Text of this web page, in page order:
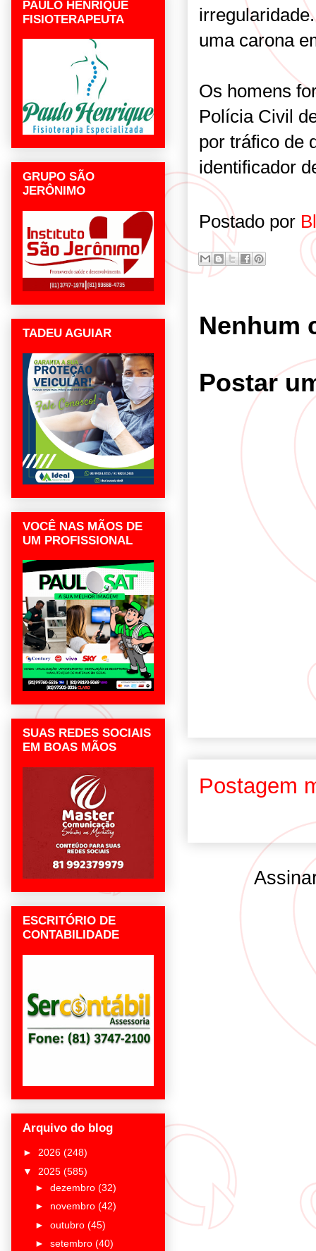
uma carona
Os homens
Polícia Civil
por tráfico de
identificador
Postado por
Nenhum
Postar
Postagem
PAULO HENRIQUE
FISIOTERAPEUTA
GRUPO SÃO
JERÔNIMO
TADEU AGUIAR
VOCÊ NAS MÃOS DE
UM PROFISSIONAL
SUAS REDES SOCIAIS
EM BOAS MÃOS
ESCRITÓRIO DE
CONTABILIDADE
Arquivo do blog
► 2026 (248)
▼ 2025 (585)
► dezembro (32)
► novembro (42)
► outubro (45)
► setembro (40)